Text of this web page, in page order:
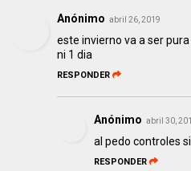
Anónimo abril 26, 2019
este invierno va a ser
ni 1 dia
RESPONDER
Anónimo abril 30,
al pedo controles
RESPONDER